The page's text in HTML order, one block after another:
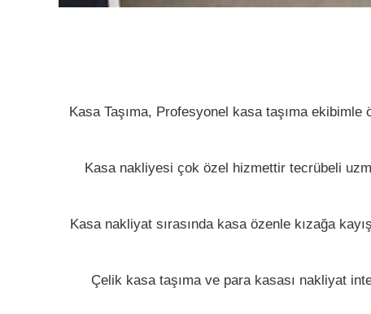
Kasa Taşıma, Profesyonel kasa taşıma ekibimle
Kasa nakliyesi çok özel hizmettir tecrübeli
Kasa nakliyat sırasında kasa özenle kızağa
Çelik kasa taşıma ve para kasası nakliyat